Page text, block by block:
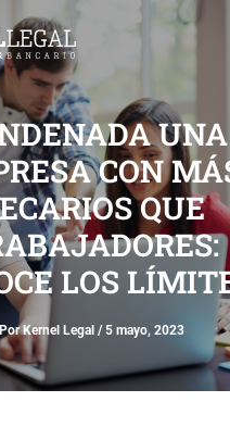
UNA
CON
QUE
LOS
PorKernel Legal /5 mayo, 2023